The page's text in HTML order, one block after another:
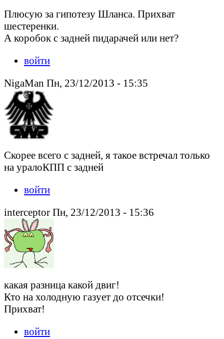
Плюсую за гипотезу Шланса. Прихват
шестеренки.
А коробок с задней пидарачей или нет?
войти
NigaMan Пн, 23/12/2013 - 15:35
Скорее всего с задней, я такое встречал только
на уралоКПП с задней
войти
interceptor Пн, 23/12/2013 - 15:36
какая разница какой двиг!
Кто на холодную газует до отсечки!
Прихват!
войти